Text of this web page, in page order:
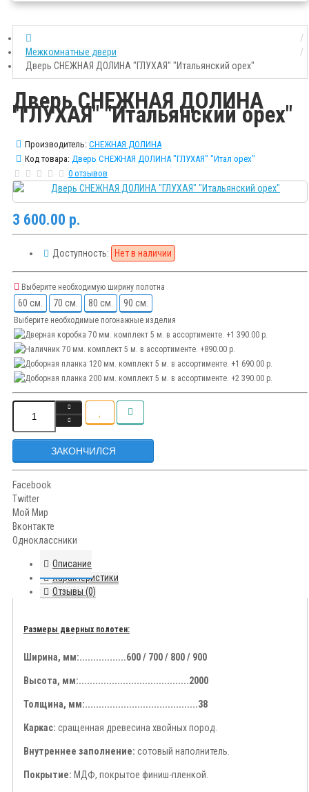
Межкомнатные двери
Дверь СНЕЖНАЯ ДОЛИНА "ГЛУХАЯ" "Итальянский орех"
Дверь СНЕЖНАЯ ДОЛИНА
"ГЛУХАЯ" "Итальянский орех"
Производитель: СНЕЖНАЯ ДОЛИНА
Код товара: Дверь СНЕЖНАЯ ДОЛИНА "ГЛУХАЯ" "Итал орех"
0 отзывов
3 600.00 р.
Доступность: Нет в наличии
Выберите необходимую ширину полотна
60 см. 70 см. 80 см. 90 см.
Выберите необходимые погонажные изделия
ЗАКОНЧИЛСЯ
Facebook
Twitter
Мой Мир
Вконтакте
Одноклассники
Описание
Характеристики
Отзывы (0)
Размеры дверных полотен:
Ширина, мм:.................600 / 700 / 800 / 900
Высота, мм:........................................2000
Толщина, мм:.........................................38
Каркас: сращенная древесина хвойных пород.
Внутреннее заполнение: сотовый наполнитель.
Покрытие: МДФ, покрытое финиш-пленкой.